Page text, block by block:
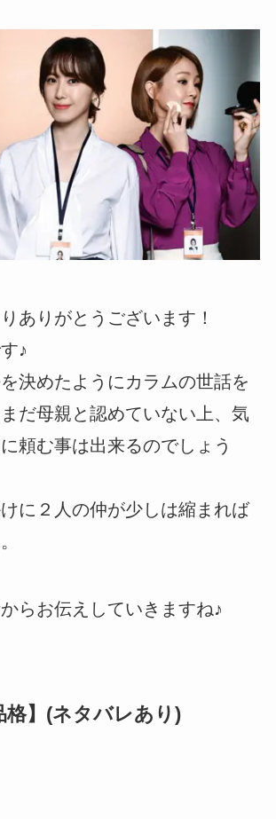
ありがとうございます！
♪
決めたようにカラムの世話を
だ母親と認めていない上、気
頼む事は出来るのでしょう
に２人の仲が少しは縮まれば
らお伝えしていきますね♪
格】(ネタバレあり)